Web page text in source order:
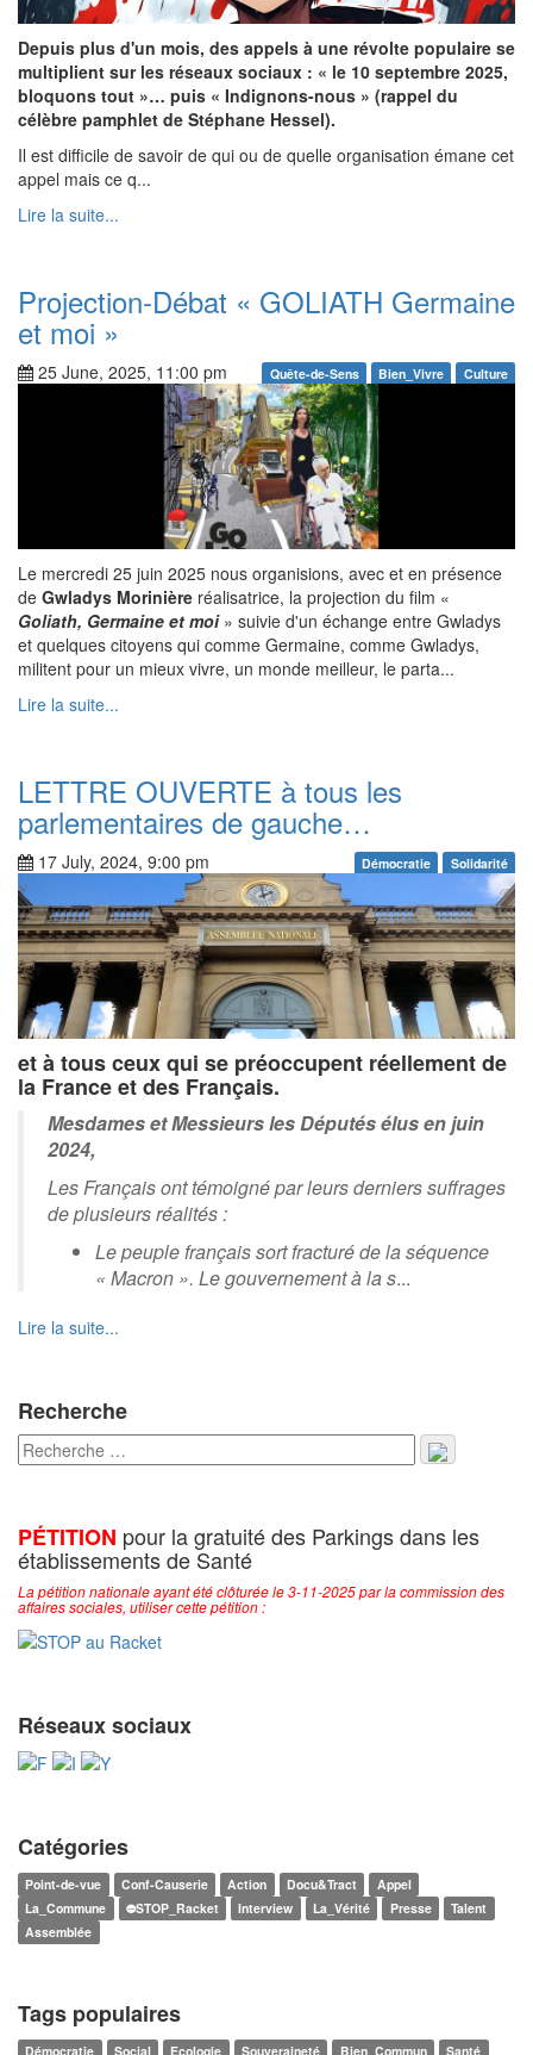
Depuis plus d'un mois, des appels à une révolte populaire se
multiplient sur les réseaux sociaux : « le 10 septembre 2025,
bloquons tout »… puis « Indignons-nous » (rappel du
célèbre pamphlet de Stéphane Hessel).
Il est difficile de savoir de qui ou de quelle organisation émane cet
appel mais ce q...
Lire la suite...
Projection-Débat « GOLIATH Germaine
et moi »
25 June, 2025, 11:00 pm Quête-de-Sens Bien_Vivre Culture
Le mercredi 25 juin 2025 nous organisions, avec et en présence
de Gwladys Morinière réalisatrice, la projection du film «
Goliath, Germaine et moi» suivie d'un échange entre Gwladys
et quelques citoyens qui comme Germaine, comme Gwladys,
militent pour un mieux vivre, un monde meilleur, le parta...
Lire la suite...
LETTRE OUVERTE à tous les
parlementaires de gauche…
17 July, 2024, 9:00 pm Démocratie Solidarité
et à tous ceux qui se préoccupent réellement de
la France et des Français.
Mesdames et Messieurs les Députés élus en juin
2024,
Les Français ont témoigné par leurs derniers suffrages
de plusieurs réalités :
Le peuple français sort fracturé de la séquence
« Macron ». Le gouvernement à la s...
Lire la suite...
Recherche
PÉTITION pour la gratuité des Parkings dans les
établissements de Santé
La pétition nationale ayant été clôturée le 3-11-2025 par la commission des
affaires sociales, utiliser cette pétition :
Réseaux sociaux
Catégories
Point-de-vue Conf-Causerie Action Docu&Tract
Appel
La_Commune
⛔STOP_Racket Interview La_Vérité Presse
Talent
Assemblée
Tags populaires
Démocratie Social Ecologie Souveraineté Bien_Commun Santé